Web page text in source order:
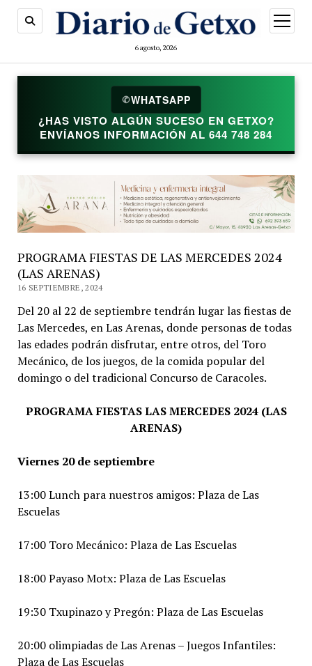
6 agosto, 2026
abrir
menú
✆WHATSAPP
¿HAS VISTO ALGÚN SUCESO EN GETXO?
ENVÍANOS INFORMACIÓN AL 644 748 284
PROGRAMA FIESTAS DE LAS MERCEDES 2024
(LAS ARENAS)
16 SEPTIEMBRE, 2024
Del 20 al 22 de septiembre tendrán lugar las fiestas de
Las Mercedes, en Las Arenas, donde personas de todas
las edades podrán disfrutar, entre otros, del Toro
Mecánico, de los juegos, de la comida popular del
domingo o del tradicional Concurso de Caracoles.
PROGRAMA FIESTAS LAS MERCEDES 2024 (LAS
ARENAS)
Viernes 20 de septiembre
13:00 Lunch para nuestros amigos: Plaza de Las
Escuelas
17:00 Toro Mecánico: Plaza de Las Escuelas
18:00 Payaso Motx: Plaza de Las Escuelas
19:30 Txupinazo y Pregón: Plaza de Las Escuelas
20:00 olimpiadas de Las Arenas – Juegos Infantiles:
Plaza de Las Escuelas